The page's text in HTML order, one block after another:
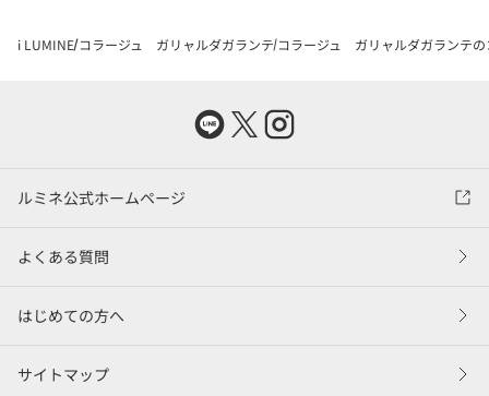
i LUMINE コラージュ ガリャルダガランテ コラージュ ガリャルダガランテ
ルミネ公式ホームページ
よくある質問
はじめての方へ
サイトマップ